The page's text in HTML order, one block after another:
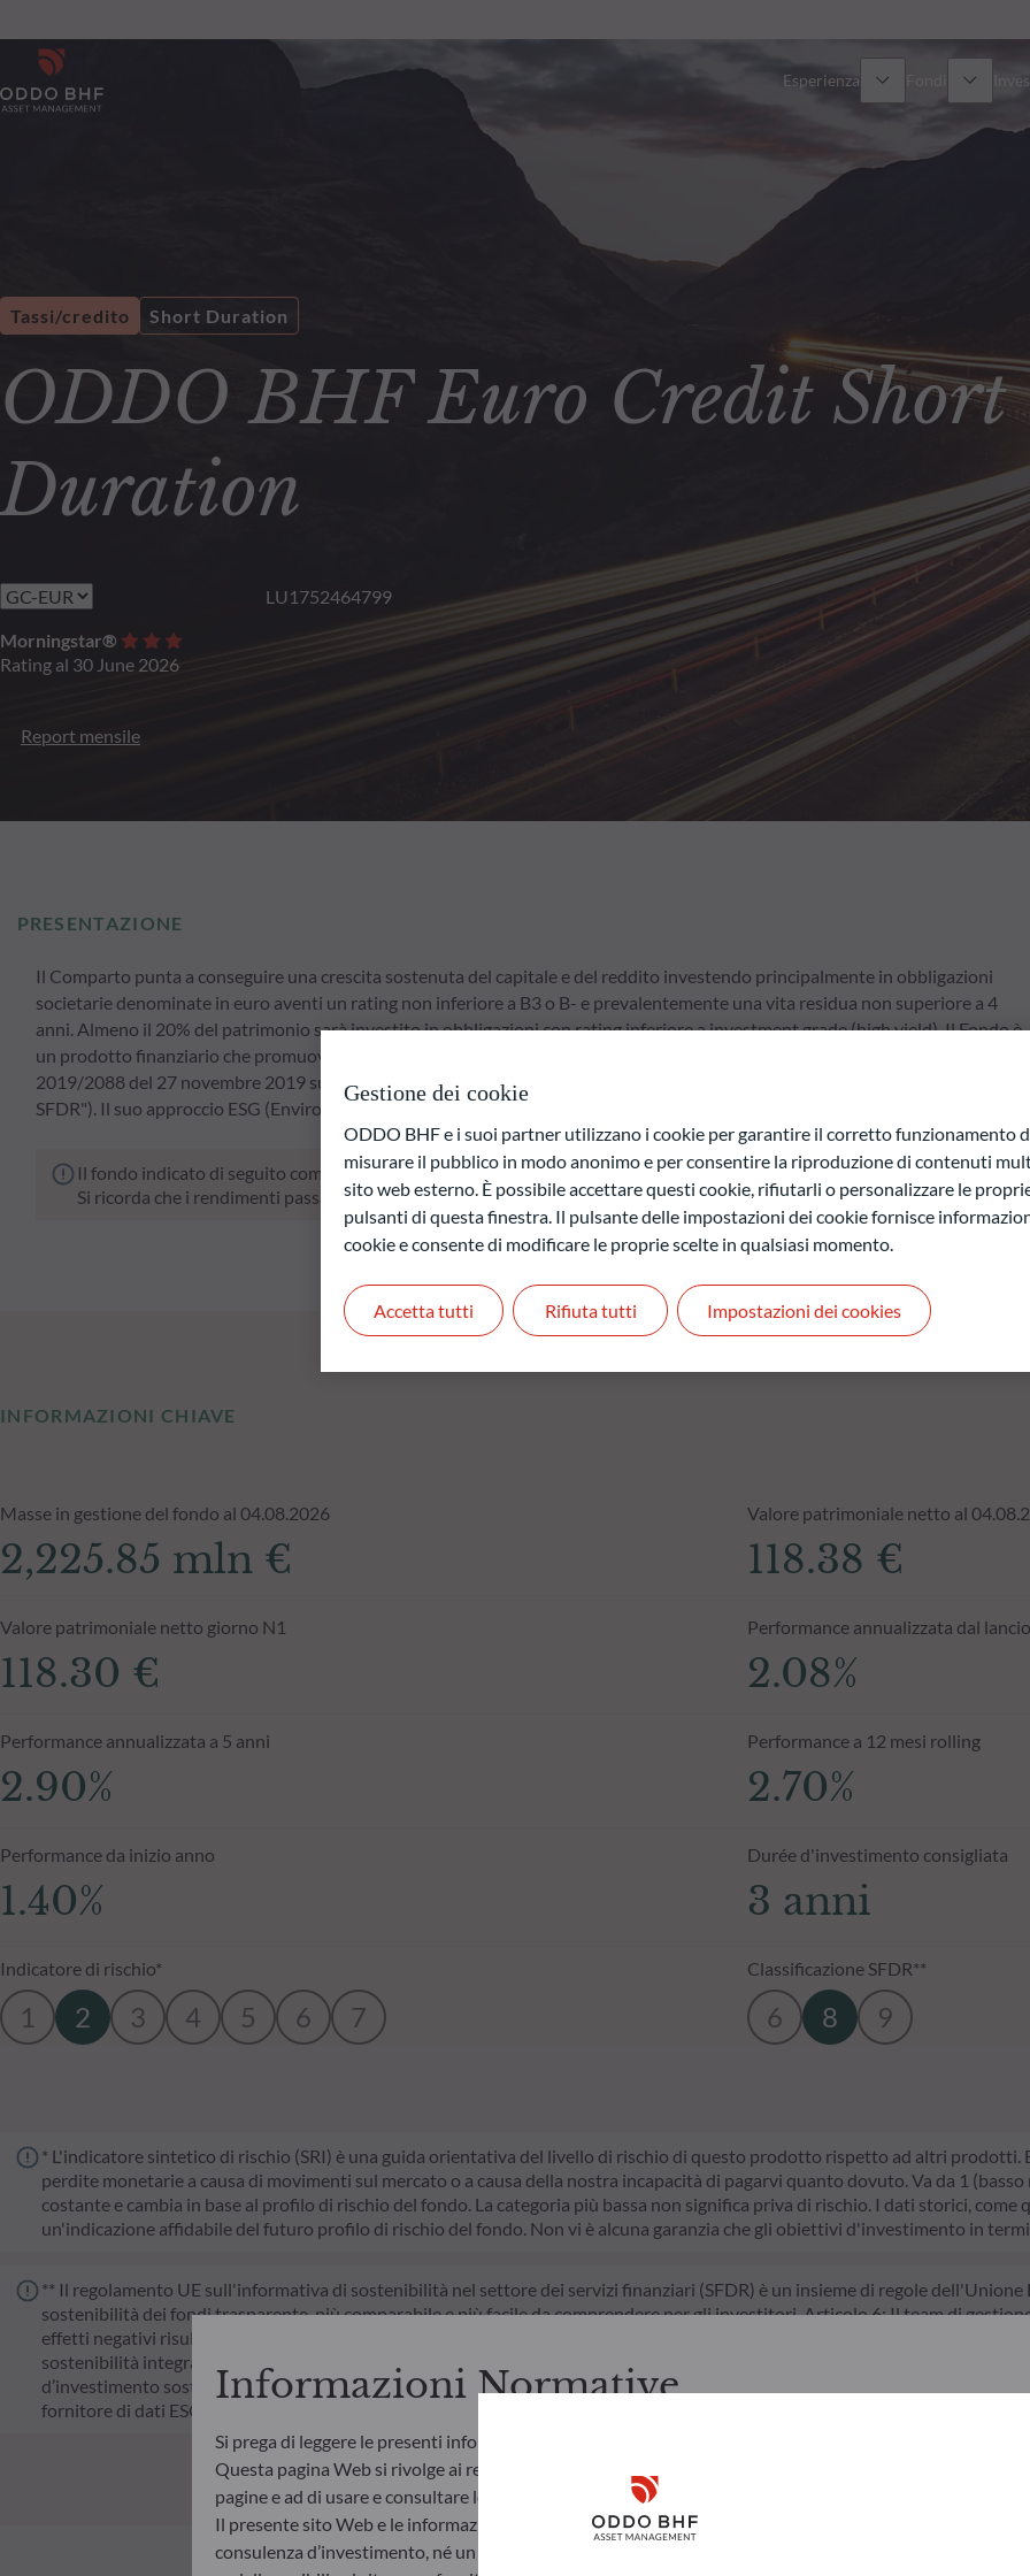
Disclaimer
Esperienza
Azionario
Multi-Asset
ODDO BHF Euro Credit Short
Duration
Tassi/credito Short Duration
LU1752464799
Morningstar®
Rating al 30 June 2026
Report mensile
PRESENTAZIONE
Il Comparto punta a conseguire una crescita sostenuta del capitale e del reddito investendo principalmente in obbligazioni
societarie denominate in euro aventi un rating non inferiore a B3 o B- e prevalentemente una vita residua non superiore a 4
anni. Almeno il 20% del patrimonio sarà investito in obbligazioni con rating inferiore a investment grade (high yield). Il Fondo è
un prodotto finanziario che promuove caratteristiche ambientali e sociali ai sensi dell'articolo 8 (1) del regolamento (UE)
2019/2088 del 27 novembre 2019 sulla rendicontazione di sostenibilità nel settore dei servizi finanziari (il "regolamento
SFDR"). Il suo approccio ESG (Environmental e/o Social e/o Governance) si basa sul modello proprietario di ODDO BHF AM.
Il fondo indicato di seguito comporta un rischio di perdita di capitale.
Si ricorda che i rendimenti passati non sono indicativi di quelli futuri e possono variare nel tempo.
INFORMAZIONI CHIAVE
Masse in gestione del fondo al 04.08.2026
2,225.85 mln €
Valore patrimoniale netto al
118.38 €
Valore patrimoniale netto giorno N1
118.30 €
Performance annualizzata dal lancio
2.08%
Performance annualizzata a 5 anni
2.90%
Performance a 12 mesi rolling
2.70%
Performance da inizio anno
1.40%
Durée d'investimento consigliata
3 anni
Indicatore di rischio*
1 2 3 4 5 6 7
Classificazione SFDR**
6 8 9
* L'indicatore sintetico di rischio (SRI) è una guida orientativa del livello di rischio di questo prodotto rispetto ad altri prodotti.
perdite monetarie a causa di movimenti sul mercato o a causa della nostra incapacità di pagarvi quanto dovuto. Va da 1
costante e cambia in base al profilo di rischio del fondo. La categoria più bassa non significa priva di rischio. I dati storici,
un'indicazione affidabile del futuro profilo di rischio del fondo. Non vi è alcuna garanzia che gli obiettivi d'investimento in
** Il regolamento UE sull'informativa di sostenibilità nel settore dei servizi finanziari (SFDR) è un insieme di regole
sostenibilità dei fondi trasparente, più comparabile e più facile da comprendere per gli investitori. Articolo 6: Il team di
effetti negativi risultanti dalle decisioni d’investimento sui fattori legati alla sostenibilità nel processo decisionale
sostenibilità integrando criteri ESG (Ambientali e/o Sociali e/o di Governance) nei suoi processi decisionali d’investimento.
d’investimento sostenibile che apporti un contributo significativo nel superare le sfide della transizione ecologica e affronta
fornitore di dati ESG esterno della Società di gestione.
Informazioni Normative
Si prega di leggere le presenti informazioni prima di accedere alle pagine successive.
Questa pagina Web si rivolge ai residenti italiani. L'investitore è tenuto ad accertarsi di essere
pagine e ad di usare e consultare le informazioni e i servizi ivi presentati, ai sensi delle leggi in vigore nel
Il presente sito Web e le informazioni ivi contenute sono creati unicamente a scopo informativo e non
consulenza d’investimento, né un invito a sottoscrivere i prodotti e i servizi presentati. Le informazioni
Gestione dei cookie
ODDO BHF e i suoi partner utilizzano i cookie per garantire il corretto funzionamento
misurare il pubblico in modo anonimo e per consentire la riproduzione di contenuti
sito web esterno. È possibile accettare questi cookie, rifiutarli o personalizzare le
pulsanti di questa finestra. Il pulsante delle impostazioni dei cookie fornisce
cookie e consente di modificare le proprie scelte in qualsiasi momento.
Rifiuta tutti
Accetta tutti Impostazioni dei cookies